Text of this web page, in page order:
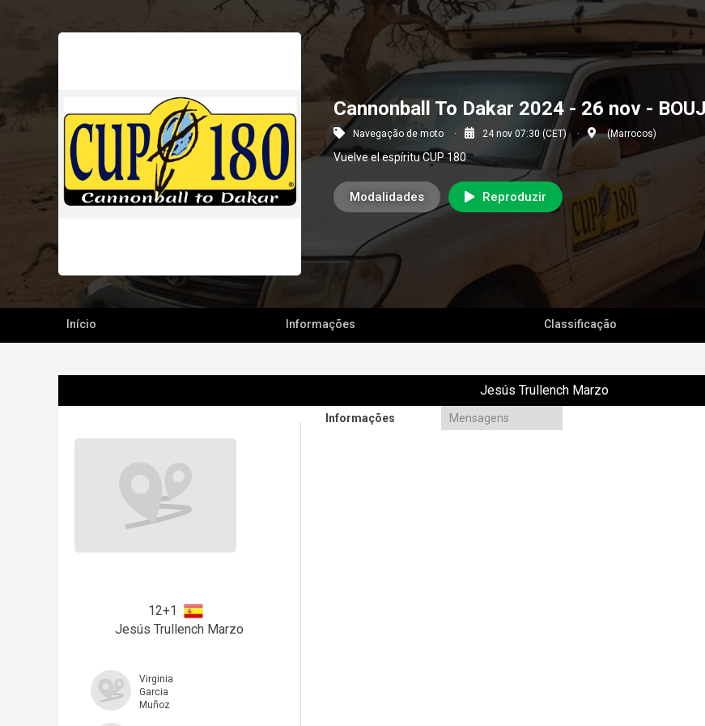
Cannonball To Dakar 2024 - 26 nov -
Navegação de moto 24 nov 07:30 (CET) (Marrocos)
Vuelve el espíritu CUP 180
Modalidades Reproduzir
Início Informações Classificação
Jesús Trullench Marzo
12+1
Jesús Trullench Marzo
Virginia
Garcia
Muñoz
Informações Mensagens